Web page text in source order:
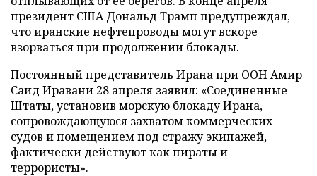
президент США Дональд Трамп предупреждал,
что иранские нефтепроводы могут вскоре
взорваться при продолжении блокады.
Постоянный представитель Ирана при ООН Амир
Саид Иравани 28 апреля заявил: «Соединенные
Штаты, установив морскую блокаду Ирана,
сопровождающуюся захватом коммерческих
судов и помещением под стражу экипажей,
фактически действуют как пираты и
террористы».